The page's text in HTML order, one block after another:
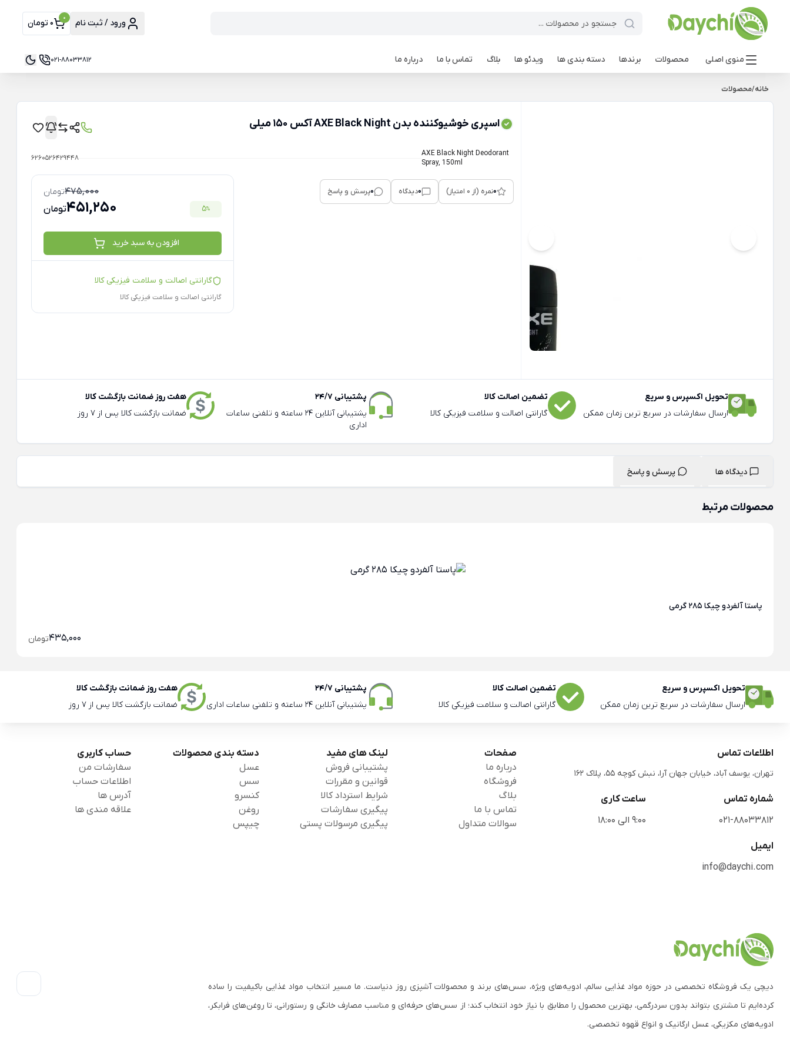
ورود / ثبت نام 0 0 تومان
منوی اصلی محصولات برندها دسته بندی ها ویدئو ها بلاگ تماس با ما درباره ما 021-88033812
خانه/محصولات
اسپری خوشیوکننده بدن AXE Black Night آکس 150 میلی
AXE Black Night Deodorant
Spray, 150ml
6260526429448
0نمره (از 0 امتیاز) 0دیدگاه 0پرسش و پاسخ
%
5
475,000تومان
451,250تومان
افزودن به سبد خرید
گارانتی اصالت و سلامت فیزیکی کالا
گارانتی اصالت و سلامت فیزیکی کالا
تحویل اکسپرس و سریع
ارسال سفارشات در سریع ترین زمان ممکن
تضمین اصالت کالا
گارانتی اصالت و سلامت فیزیکی کالا
پشتیبانی 24/7
پشتیبانی آنلاین 24 ساعته و تلفنی ساعات
اداری
هفت روز ضمانت بازگشت کالا
ضمانت بازگشت کالا پس از 7 روز
دیدگاه ها پرسش و پاسخ
محصولات مرتبط
پاستا آلفردو چیکا 285 گرمی
435,000تومان
تحویل اکسپرس و سریع
ارسال سفارشات در سریع ترین زمان ممکن
تضمین اصالت کالا
گارانتی اصالت و سلامت فیزیکی کالا
پشتیبانی 24/7
پشتیبانی آنلاین 24 ساعته و تلفنی ساعات اداری
هفت روز ضمانت بازگشت کالا
ضمانت بازگشت کالا پس از 7 روز
اطلاعات تماس
تهران، یوسف آباد، خیابان جهان آرا، نبش کوچه 55، پلاک 162
شماره تماس
021-88033812
ساعت کاری
9:00 الی 18:00
ایمیل
info@daychi.com
صفحات
درباره ما
فروشگاه
بلاگ
تماس با ما
سوالات متداول
لینک های مفید
پشتیبانی فروش
قوانین و مقررات
شرایط استرداد کالا
پیگیری سفارشات
پیگیری مرسولات پستی
دسته بندی محصولات
عسل
سس
کنسرو
روغن
چیپس
حساب کاربری
سفارشات من
اطلاعات حساب
آدرس ها
علاقه مندی ها
دیچی یک فروشگاه تخصصی در حوزه مواد غذایی سالم، ادویه‌های ویژه، سس‌های برند و محصولات آشپزی روز دنیاست. ما مسیر انتخاب مواد غذایی باکیفیت را ساده
کرده‌ایم تا مشتری بتواند بدون سردرگمی، بهترین محصول را مطابق با نیاز خود انتخاب کند؛ از سس‌های حرفه‌ای و مناسب مصارف خانگی و رستورانی، تا روغن‌های فرابکر،
ادویه‌های مکزیکی، عسل ارگانیک و انواع قهوه تخصصی.